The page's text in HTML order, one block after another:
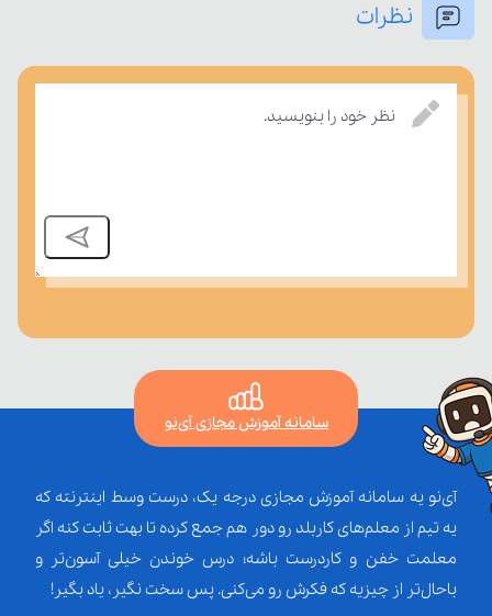
امتحان، میزان تسلط خود را بر مفاهیم درسی بسنجند.
نظرات
نظر خود را بنویسید.
سامانه آموزش مجازی آی‌نو
آی‌نو یه سامانه آموزش مجازی درجه یک، درست وسط اینترنته که
یه تیم از معلم‌‌های کاربلد رو دور هم جمع کرده تا بهت ثابت کنه اگر
معلمت خفن و کاردرست باشه؛ درس خوندن خیلی آسون‌تر و
باحال‌تر از چیزیه که فکرش رو می‌کنی. پس سخت نگیر، یاد بگیر!